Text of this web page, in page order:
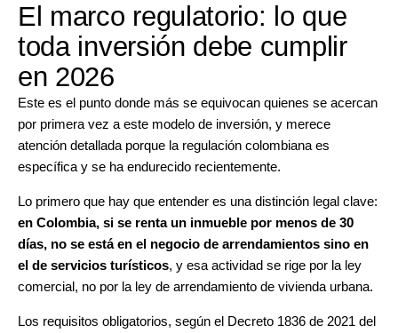
El marco regulatorio: lo que
toda inversión debe cumplir
en 2026
Este es el punto donde más se equivocan quienes se acercan
por primera vez a este modelo de inversión, y merece
atención detallada porque la regulación colombiana es
específica y se ha endurecido recientemente.
Lo primero que hay que entender es una distinción legal clave:
en Colombia, si se renta un inmueble por menos de 30
días, no se está en el negocio de arrendamientos sino en
el de servicios turísticos, y esa actividad se rige por la ley
comercial, no por la ley de arrendamiento de vivienda urbana.
Los requisitos obligatorios, según el Decreto 1836 de 2021 del